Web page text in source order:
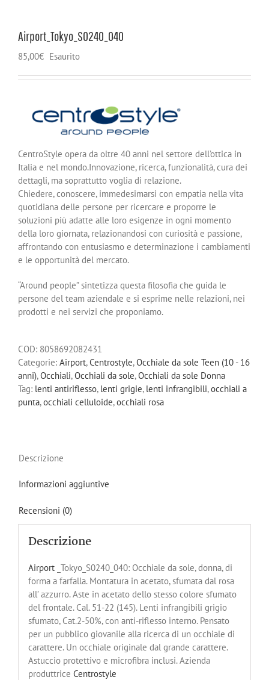
Airport_Tokyo_S0240_040
85,00€ Esaurito
CentroStyle opera da oltre 40 anni nel settore dell’ottica in
Italia e nel mondo.Innovazione, ricerca, funzionalità, cura dei
dettagli, ma soprattutto voglia di relazione.
Chiedere, conoscere, immedesimarsi con empatia nella vita
quotidiana delle persone per ricercare e proporre le
soluzioni più adatte alle loro esigenze in ogni momento
della loro giornata, relazionandosi con curiosità e passione,
affrontando con entusiasmo e determinazione i cambiamenti
e le opportunità del mercato.
“Around people” sintetizza questa filosofia che guida le
persone del team aziendale e si esprime nelle relazioni, nei
prodotti e nei servizi che proponiamo.
COD: 8058692082431
Categorie: Airport,Centrostyle,Occhiale da sole Teen (10 - 16
anni),Occhiali,Occhiali da sole,Occhiali da sole Donna
Tag: lenti antiriflesso, lenti grigie, lenti infrangibili,occhiali a
punta,occhiali celluloide,occhiali rosa
Descrizione
Informazioni aggiuntive
Recensioni (0)
Descrizione
Airport_Tokyo_S0240_040: Occhiale da sole, donna, di
forma a farfalla. Montatura in acetato, sfumata dal rosa
all’ azzurro. Aste in acetato dello stesso colore sfumato
del frontale. Cal. 51-22 (145). Lenti infrangibili grigio
sfumato, Cat.2-50%, con anti-riflesso interno. Pensato
per un pubblico giovanile alla ricerca di un occhiale di
carattere. Un occhiale originale dal grande carattere.
Astuccio protettivo e microfibra inclusi. Azienda
produttrice Centrostyle